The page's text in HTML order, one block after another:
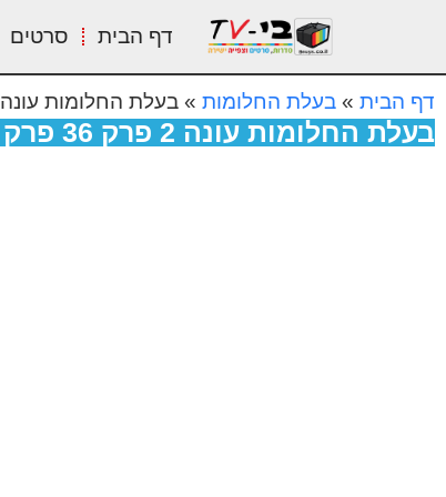
דף הבית סרטים
דף הבית » בעלת החלומות » בעלת החלומות עונה 2 פרק 36 פרק 31-32-33-34-35
בעלת החלומות עונה 2 פרק 36 פרק 31-32-33-34-35